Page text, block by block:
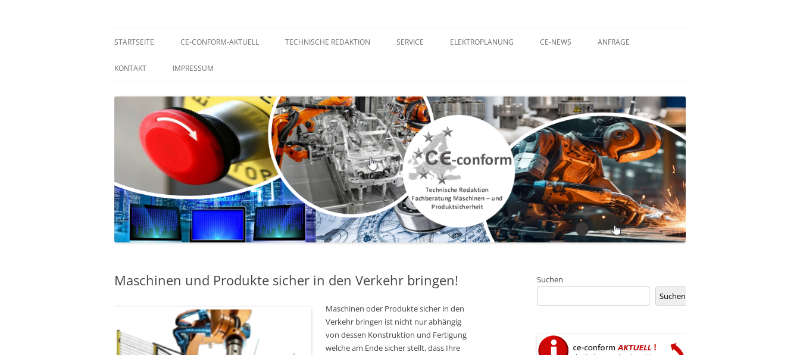
STARTSEITE CE-CONFORM-AKTUELL TECHNISCHE REDAKTION SERVICE ELEKTROPLANUNG CE-NEWS ANFRAGE
KONTAKT IMPRESSUM
Maschinen und Produkte sicher in den Verkehr bringen!
Maschinen oder Produkte sicher in den
Verkehr bringen ist nicht nur abhängig
von dessen Konstruktion und Fertigung
welche am Ende sicher stellt, dass Ihre
Suchen
Suchen